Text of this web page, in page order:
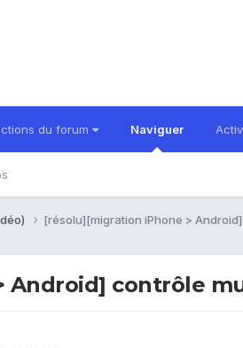
du forum Naviguer
[résolu][migration iPhone >
contrôle